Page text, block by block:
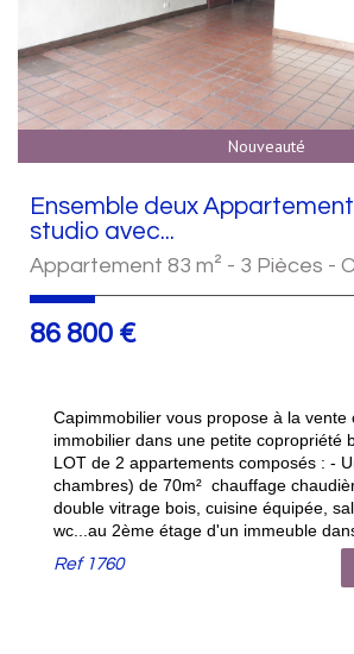
Nouveauté
Ensemble deux
studio avec...
Appartement 83 m² - 3 Pièces -
86 800 €
Capimmobilier vous propose à la vente
immobilier dans une petite copropriété
LOT de 2 appartements composés : -
chambres) de 70m² chauffage
double vitrage bois, cuisine équipée,
wc...au 2ème étage d'un immeuble
Ref1760